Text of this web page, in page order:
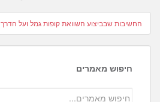
החשיבות שבביצוע השוואת קופות גמל ועל
חיפוש מאמרים